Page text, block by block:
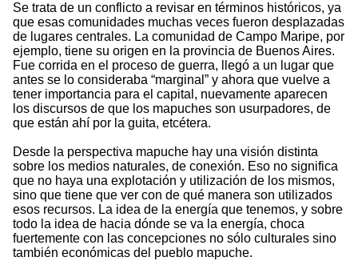
Se trata de un conflicto a revisar en términos históricos, ya
que esas comunidades muchas veces fueron desplazadas
de lugares centrales. La comunidad de Campo Maripe, por
ejemplo, tiene su origen en la provincia de Buenos Aires.
Fue corrida en el proceso de guerra, llegó a un lugar que
antes se lo consideraba “marginal” y ahora que vuelve a
tener importancia para el capital, nuevamente aparecen
los discursos de que los mapuches son usurpadores, de
que están ahí por la guita, etcétera.
Desde la perspectiva mapuche hay una visión distinta
sobre los medios naturales, de conexión. Eso no significa
que no haya una explotación y utilización de los mismos,
sino que tiene que ver con de qué manera son utilizados
esos recursos. La idea de la energía que tenemos, y sobre
todo la idea de hacia dónde se va la energía, choca
fuertemente con las concepciones no sólo culturales sino
también económicas del pueblo mapuche.